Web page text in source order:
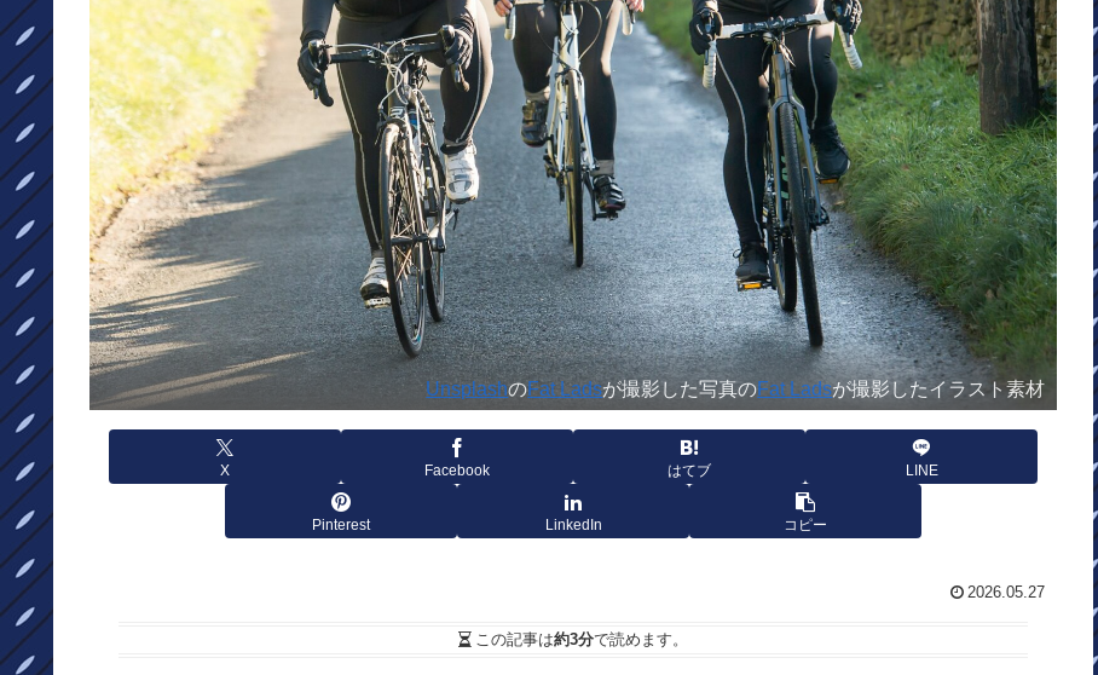
UnsplashのFat Ladsが撮影した写真のFat Ladsが撮影したイラスト素材
X Facebook はてブ LINE
Pinterest LinkedIn コピー
2026.05.27
この記事は約3分で読めます。